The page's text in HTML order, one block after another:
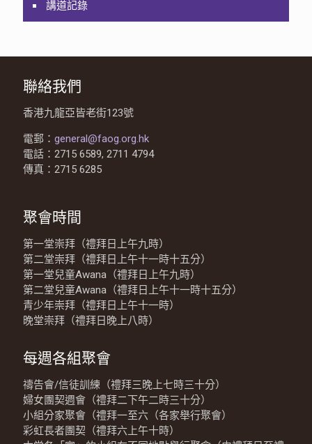
講道記錄
聯絡我們
香港九龍亞皆老街123號
電郵： general@faog.org.hk
電話：2715 6589, 2711 4794
傳真：2715 6285
聚會時間
第一堂崇拜（禮拜日上午九時）
第二堂崇拜（禮拜日上午十一時十五分）
第一堂兒童Awana（禮拜日上午九時）
第二堂兒童Awana（禮拜日上午十一時十五分）
青少年崇拜（禮拜日上午十一時）
晚堂崇拜（禮拜日晚上八時）
每週各組聚會
禱告會/信徒訓練（禮拜三晚上七時三十分）
婦女團契週會（禮拜二下午二時三十分）
小組分家聚會（禮拜一至六（各家舉行聚會）
彩虹長者團契（禮拜六上午十時）